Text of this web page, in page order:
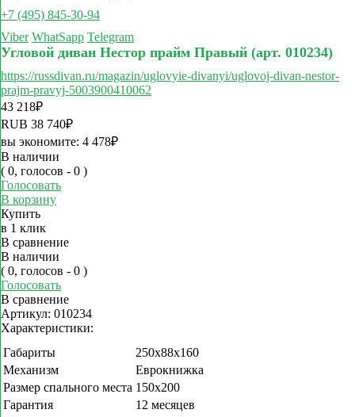
+7 (495) 845-30-94
Viber WhatSapp Telegram
Угловой диван Нестор прайм Правый (арт. 010234)
https://russdivan.ru/magazin/uglovyie-divanyi/uglovoj-divan-nestor-
prajm-pravyj-5003900410062
43 218₽
RUB 38 740₽
вы экономите: 4 478₽
В наличии
( 0, голосов - 0 )
Голосовать
В корзину
Купить
в 1 клик
В сравнение
В наличии
( 0, голосов - 0 )
Голосовать
В сравнение
Артикул: 010234
Характеристики:
Габариты
250х88х160
Механизм
Еврокнижка
Размер спального места 150х200
Гарантия
12 месяцев